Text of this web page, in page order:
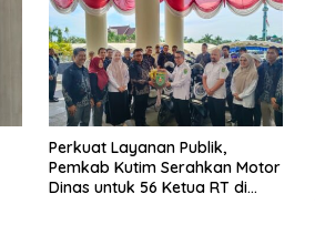
Perkuat Layanan Publik,
Pemkab Kutim Serahkan Motor
Dinas untuk 56 Ketua RT di